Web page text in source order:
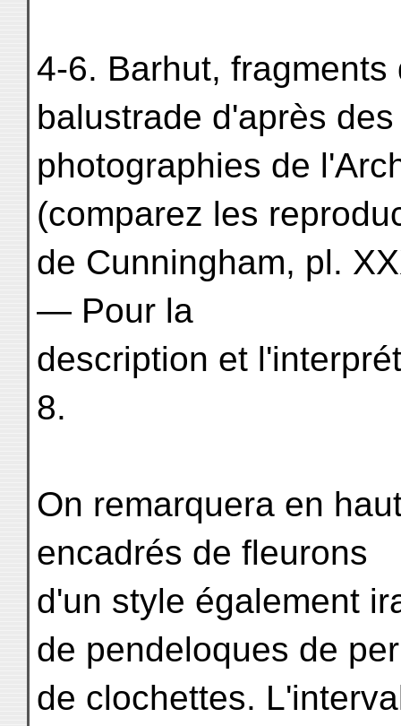
4-6. Barhut,
balustrade d'après des
photographies de
(comparez les
de Cunningham, pl.
— Pour la
description et
8.
On remarquera en
encadrés de fleurons
d'un style également
de pendeloques de
de clochettes.